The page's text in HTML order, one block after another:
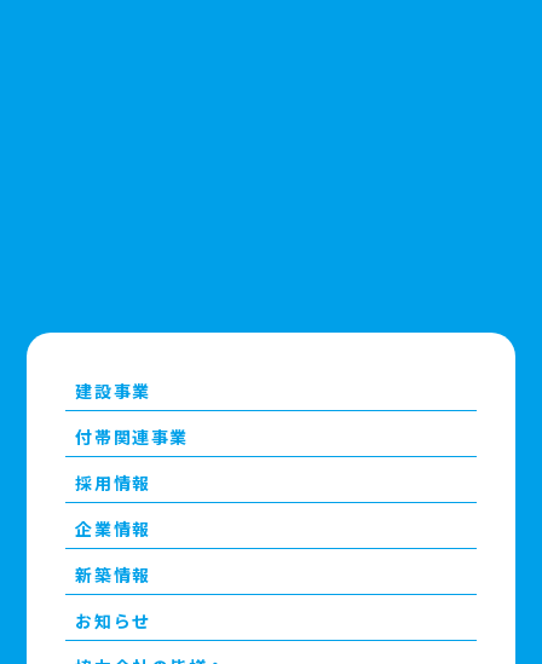
建設事業
付帯関連事業
採用情報
企業情報
新築情報
お知らせ